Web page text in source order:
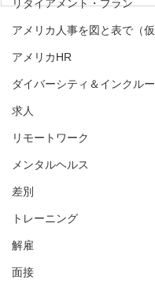
リタイアメント・プラン
アメリカ人事を図と表で（仮
アメリカHR
ダイバーシティ＆インクル
求人
リモートワーク
メンタルヘルス
差別
トレーニング
解雇
面接